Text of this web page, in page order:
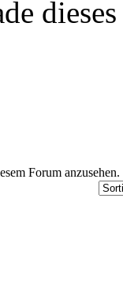
Forum anzusehen.